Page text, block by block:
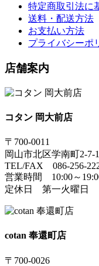
特定商取引法に
送料・配送方法
お支払い方法
プライバシーポ
店舗案内
コタン 岡大前店
〒700-0011
岡山市北区学南町2-7-
TEL/FAX 086-256-
営業時間 10:00～
定休日 第一火曜日
cotan 奉還町店
〒700-0026